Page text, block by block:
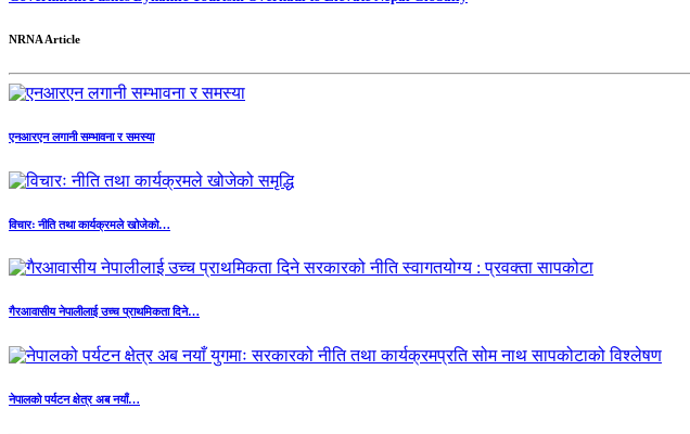
NRNA Article
एनआरएन लगानी सम्भावना र समस्या
विचारः नीति तथा कार्यक्रमले खोजेको…
गैरआवासीय नेपालीलाई उच्च प्राथमिकता दिने…
नेपालको पर्यटन क्षेत्र अब नयाँ…